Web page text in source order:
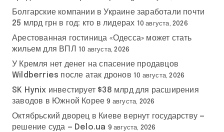
Болгарские компании в Украине заработали почти
25 млрд грн в год: кто в лидерах 10 августа, 2026
Арестованная гостиница «Одесса» может стать
жильем для ВПЛ
10 августа, 2026
У Кремля нет денег на спасение продавцов
Wildberries после атак дронов 10 августа, 2026
SK Hynix инвестирует $38 млрд для расширения
заводов в Южной Корее 9 августа, 2026
Октябрьский дворец в Киеве вернут государству —
решение суда — Delo.ua 9 августа, 2026